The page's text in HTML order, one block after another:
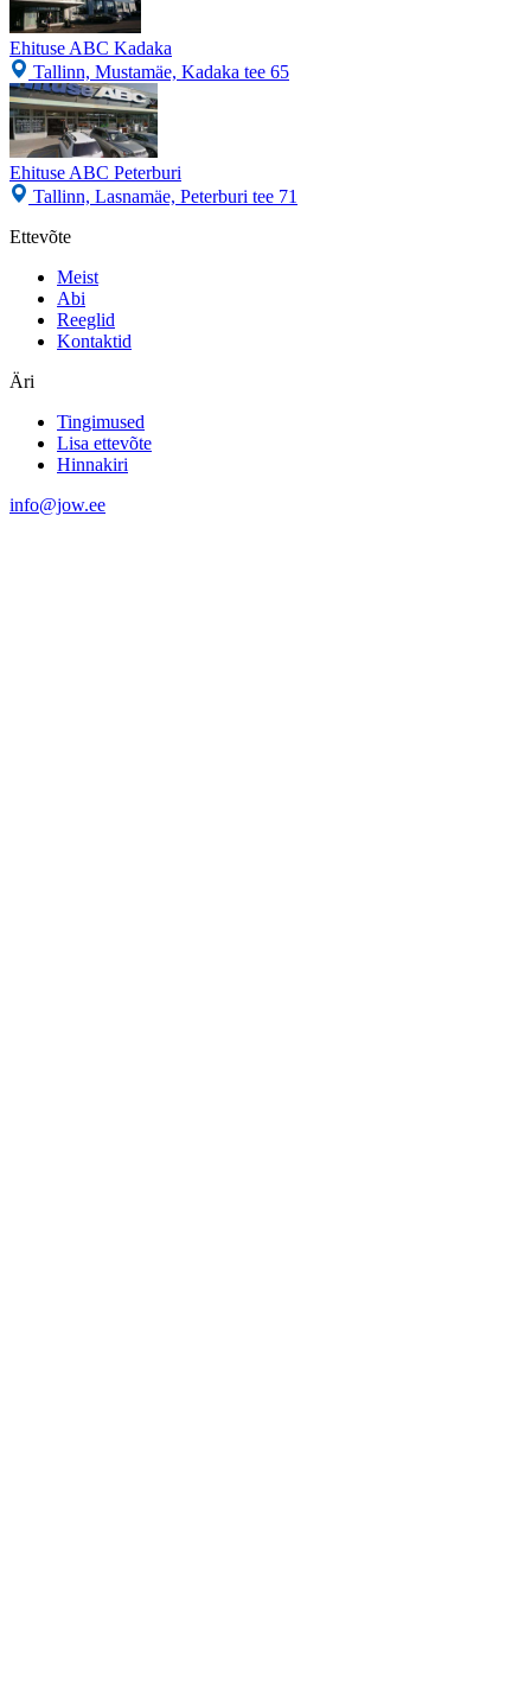
Ehituse ABC Kadaka
Tallinn, Mustamäe, Kadaka tee 65
Ehituse ABC Peterburi
Tallinn, Lasnamäe, Peterburi tee 71
Ettevõte
Meist
Abi
Reeglid
Kontaktid
Äri
Tingimused
Lisa ettevõte
Hinnakiri
info@jow.ee